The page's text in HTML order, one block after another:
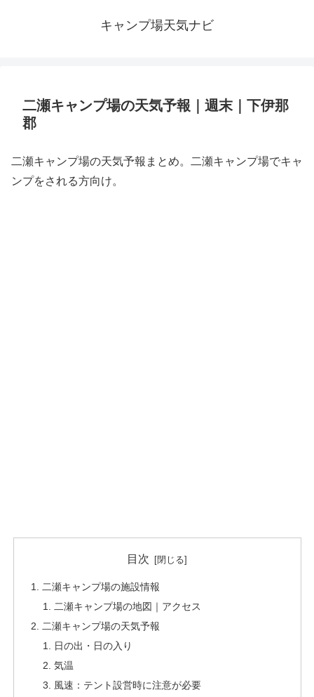
キャンプ場天気ナビ
二瀬キャンプ場の天気予報｜週末｜下伊那
郡
二瀬キャンプ場の天気予報まとめ。二瀬キャンプ場でキャ
ンプをされる方向け。
目次
二瀬キャンプ場の施設情報
二瀬キャンプ場の地図｜アクセス
二瀬キャンプ場の天気予報
日の出・日の入り
気温
風速：テント設営時に注意が必要